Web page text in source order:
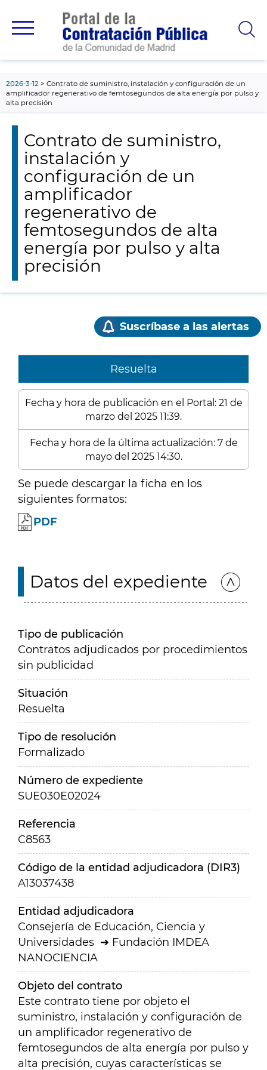
principal
2026-3-12
Contrato de suministro, instalación y configuración de un
amplificador regenerativo de femtosegundos de alta energía por pulso y
alta precisión
Contrato de suministro,
instalación y
configuración de un
amplificador
regenerativo de
femtosegundos de alta
energía por pulso y alta
precisión
Suscríbase a las alertas
Resuelta
Fecha y hora de publicación en el Portal: 21 de
marzo del 2025 11:39.
Fecha y hora de la última actualización: 7 de
mayo del 2025 14:30.
Se puede descargar la ficha en los
siguientes formatos:
PDF
Datos del expediente
Tipo de publicación
Contratos adjudicados por procedimientos
sin publicidad
Situación
Resuelta
Tipo de resolución
Formalizado
Número de expediente
SUE030E02024
Referencia
C8563
Código de la entidad adjudicadora (DIR3)
A13037438
Entidad adjudicadora
Consejería de Educación, Ciencia y
Universidades
Fundación IMDEA
NANOCIENCIA
Objeto del contrato
Este contrato tiene por objeto el
suministro, instalación y configuración de
un amplificador regenerativo de
femtosegundos de alta energía por pulso y
alta precisión, cuyas características se